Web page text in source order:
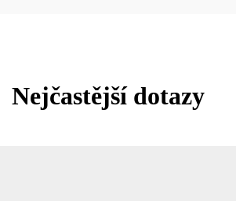
Nejčastější dotazy